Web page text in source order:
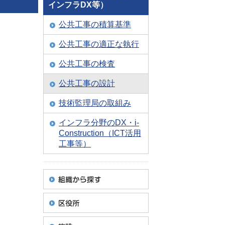
インフラDX等）
公共工事の積算基準
公共工事の適正な執行
公共工事の検査
公共工事の設計
技術監理局の取組み
インフラ分野のDX・i-
Construction（ICT活用
工事等）